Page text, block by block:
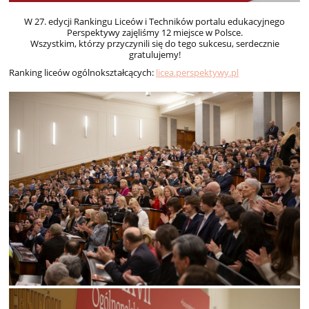
W 27. edycji Rankingu Liceów i Techników portalu edukacyjnego
Perspektywy zajęliśmy 12 miejsce w Polsce.
Wszystkim, którzy przyczynili się do tego sukcesu, serdecznie
gratulujemy!
Ranking liceów ogólnokształcących: licea.perspektywy.pl